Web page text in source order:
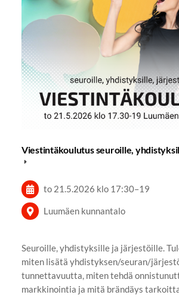
Viestintäkoulutus seuroille,
to 21.5.2026 klo 17:30–19
Luumäen kunnantalo
Seuroille, yhdistyksille ja järjestöille.
miten lisätä yhdistyksen/seuran/
tunnettavuutta, miten tehdä
markkinointia ja mitä brändäys